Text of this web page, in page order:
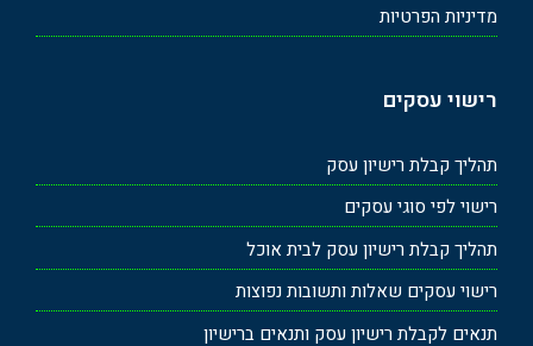
מדיניות הפרטיות
רישוי עסקים
תהליך קבלת רישיון עסק
רישוי לפי סוגי עסקים
תהליך קבלת רישיון עסק לבית אוכל
רישוי עסקים שאלות ותשובות נפוצות
תנאים לקבלת רישיון עסק ותנאים ברישיון